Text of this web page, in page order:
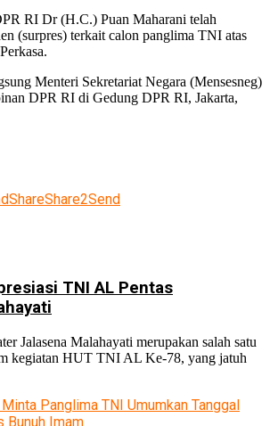
RI Dr (H.C.) Puan Maharani telah
(surpres) terkait calon panglima TNI atas
Menteri Sekretariat Negara (Mensesneg)
DPR RI di Gedung DPR RI, Jakarta,
ShareShare2Send
TNI AL Pentas
Jalasena Malahayati merupakan salah satu
kegiatan HUT TNI AL Ke-78, yang jatuh